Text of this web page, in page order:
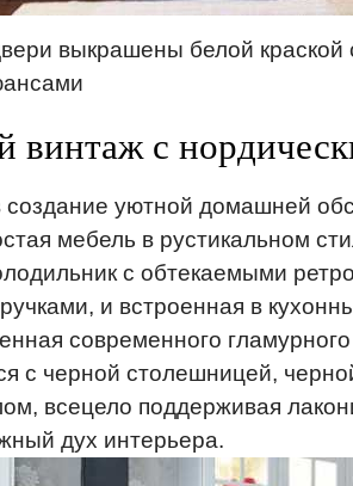
выкрашены белой краской
винтаж с
уютной домашней
мебель в рустикальном
с обтекаемыми
и встроенная в
современного гламурного
с черной столешницей,
всецело поддерживая
дух интерьера.